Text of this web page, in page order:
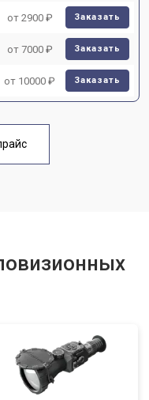
от 2900 ₽ Заказать
от 7000 ₽ Заказать
от 10000 ₽ Заказать